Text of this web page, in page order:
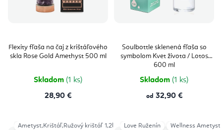
Flexity fľaša na čaj z krištáľového
skla Rose Gold Amethyst 500 ml
Skladom (1 ks)
28,90 €
Soulbottle sklenená fľaša so
symbolom Kvet života / Lotos
600 ml
Skladom (1 ks)
od 32,90 €
Ametyst,Krištáľ,Ružový krištáľ 1,2l Kvet života - farebný 1,3l Kvet
Love Ruženín Wellness Ametyst